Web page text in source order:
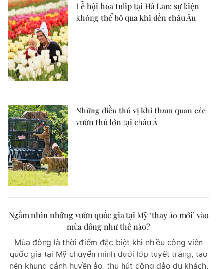
Lễ hội hoa tulip tại Hà Lan: sự kiện
không thể bỏ qua khi đến châu Âu
Những điều thú vị khi tham quan các
vườn thú lớn tại châu Á
Ngắm nhìn những vườn quốc gia tại Mỹ ‘thay áo mới’ vào
mùa đông như thế nào?
Mùa đông là thời điểm đặc biệt khi nhiều công viên
quốc gia tại Mỹ chuyển mình dưới lớp tuyết trắng, tạo
nên khung cảnh huyền ảo, thu hút đông đảo du khách.